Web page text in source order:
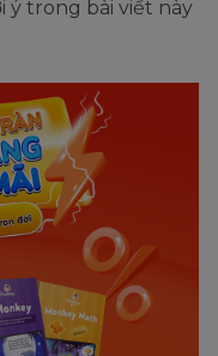
trong bài viết này